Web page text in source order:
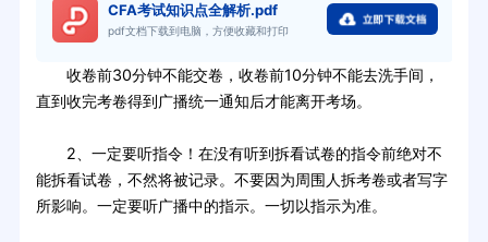
CFA考试知识点全解析.pdf
pdf文档下载到电脑，方便收藏和打印
收卷前30分钟不能交卷，收卷前10分钟不能去洗手间，
直到收完考卷得到广播统一通知后才能离开考场。
2、一定要听指令！在没有听到拆看试卷的指令前绝对不
能拆看试卷，不然将被记录。不要因为周围人拆考卷或者写字
所影响。一定要听广播中的指示。一切以指示为准。